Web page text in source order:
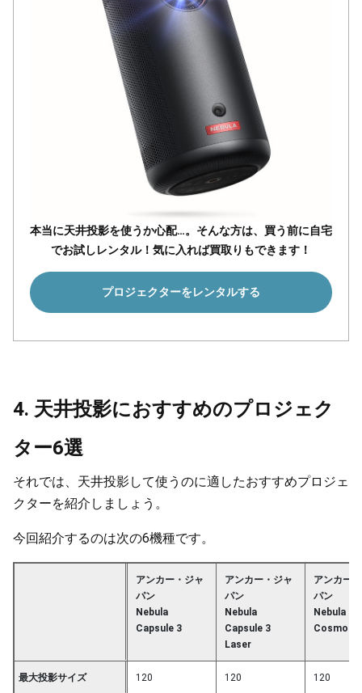
本当に天井投影を使うか心配…。そんな方は、買う前に自宅
でお試しレンタル！気に入れば買取りもできます！
プロジェクターをレンタルする
4. 天井投影におすすめのプロジェク
ター6選
それでは、天井投影して使うのに適したおすすめプロジェ
クターを紹介しましょう。
今回紹介するのは次の6機種です。
アンカー・ジャ
パン
Nebula
Capsule 3
アンカー・ジャ
パン
Nebula
Capsule 3
Laser
アンカー
パン
Nebula
Cosmos
最大投影サイズ 120 120 120